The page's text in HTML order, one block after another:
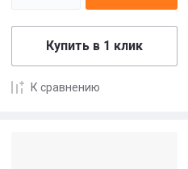
Купить в 1 клик
К сравнению